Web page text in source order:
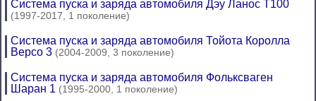
Система пуска и заряда автомобиля Дэу Ланос Т100
(1997-2017, 1 поколение)
Система пуска и заряда автомобиля Тойота Королла
Версо 3 (2004-2009, 3 поколение)
Система пуска и заряда автомобиля Фольксваген
Шаран 1 (1995-2000, 1 поколение)